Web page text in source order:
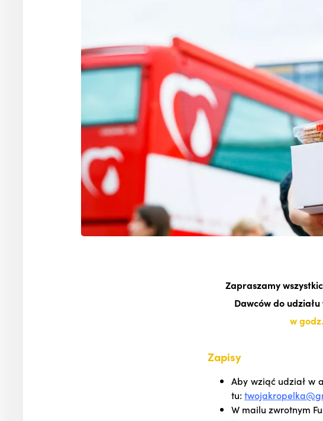
Zapraszamy
Dawców do
w
Zapisy
Aby wziąć udział w
tu:
W mailu zwrotnym